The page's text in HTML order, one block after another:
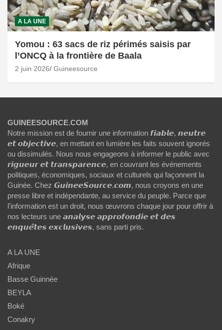
A LA UNE
Yomou : 63 sacs de riz périmés saisis par
l’ONCQ à la frontière de Baala
2 juin 2026 Guineesource
GUINEESOURCE.COM
Notre mission est de fournir une information 𝙛𝙞𝙖𝙗𝙡𝙚, 𝙣𝙚𝙪𝙩𝙧𝙚
𝙚𝙩 𝙤𝙗𝙟𝙚𝙘𝙩𝙞𝙫𝙚, en mettant en lumière les faits souvent ignorés
ou dissimulés. Nous nous engageons à informer le public avec
𝙧𝙞𝙜𝙪𝙚𝙪𝙧 𝙚𝙩 𝙩𝙧𝙖𝙣𝙨𝙥𝙖𝙧𝙚𝙣𝙘𝙚, en couvrant les événements
politiques, économiques, sociaux et culturels qui façonnent la
Guinée. Chez 𝙂𝙪𝙞𝙣𝙚𝙚𝙎𝙤𝙪𝙧𝙘𝙚.𝙘𝙤𝙢, nous croyons en une
presse libre et indépendante, au service du peuple. Parce que
l'information est un droit, nous œuvrons chaque jour pour offrir à
nos lecteurs une 𝙖𝙣𝙖𝙡𝙮𝙨𝙚 𝙖𝙥𝙥𝙧𝙤𝙛𝙤𝙣𝙙𝙞𝙚 𝙚𝙩 𝙙𝙚𝙨
𝙚𝙣𝙦𝙪𝙚̂𝙩𝙚𝙨 𝙚𝙭𝙘𝙡𝙪𝙨𝙞𝙫𝙚𝙨, sans parti pris.
A LA UNE
Afrique
Basse Guinnée
BEYLA
Boké
Conakry